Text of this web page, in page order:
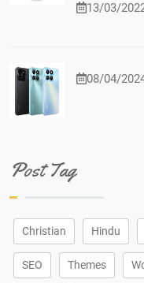
13/03/
08/04/
Post Tag
Christian Hindu
SEO Themes